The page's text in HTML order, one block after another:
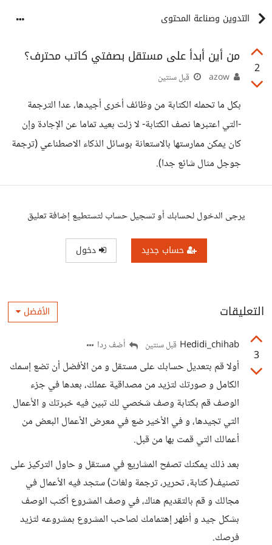
التدوين وصناعة المحتوى
2
من أين أبدأ على مستقل بصفتي كاتب محترف؟
قبل سنتين
بكل ما تحمله الكتابة من وظائف أخرى أجيدها، عدا الترجمة
-التي اعتبرها نصف الكتابة- لا زلت بعيد تماما عن الإجادة وإن
كان يمكن ممارستها بالاستعانة بوسائل الذكاء الاصطناعي (ترجمة
جوجل مثال شائع جدا).
يرجى الدخول لحسابك أو تسجيل حساب لتستطيع إضافة تعليق
حساب جديد دخول
التعليقات الأفضل
3
Hedidi_chihab قبل سنتين أضف ردا
أولا قم بتعديل حسابك على مستقل و من الأفضل أن تضع إسمك
الكامل و صورتك لتزيد من مصداقية عملك، بعدها في جزء
الوصف قم بكتابة وصف شخصي لك تبين فيه خبرتك و الأعمال
التي تجيدها، و في الأخير ضع في معرض الأعمال البعض من
أعمالك التي قمت بها من قبل.
بعد ذلك يمكنك تصفح المشاريع في مستقل و حاول التركيز على
تصنيف( كتابة، تحرير، ترجمة ولغات) ستجد فيه الأعمال في
مجالك و قم بالتقديم هناك، في وصف المشروع أكتب الوصف
بشكل جيد و أظهر إهتمامك لصاحب المشروع بمشروعه لتزيد
فرصك.